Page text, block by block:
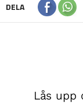
DELA